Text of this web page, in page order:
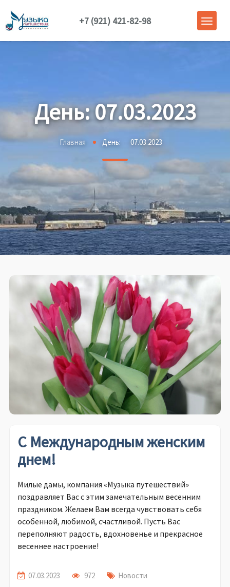
+7 (921) 421-82-98
День:07.03.2023
Главная День: 07.03.2023
С Международным женским
днем!
Милые дамы, компания «Музыка путешествий»
поздравляет Вас с этим замечательным весенним
праздником. Желаем Вам всегда чувствовать себя
особенной, любимой, счастливой. Пусть Вас
переполняют радость, вдохновенье и прекрасное
весеннее настроение!
07.03.2023 972 Новости